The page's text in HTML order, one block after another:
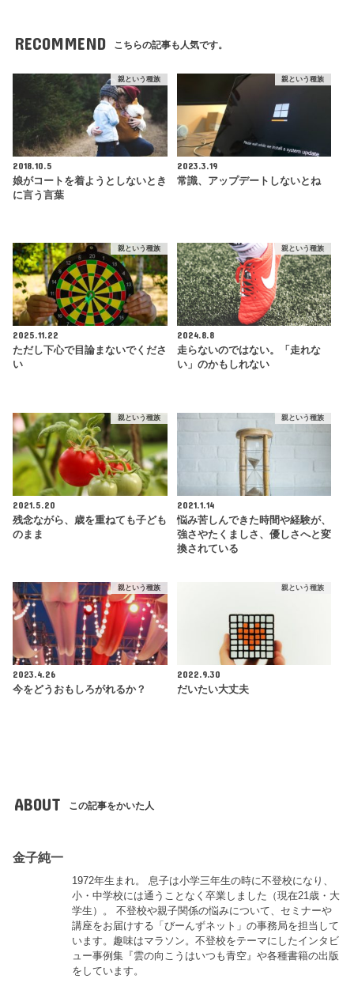
RECOMMEND こちらの記事も人気です。
親という種族
2018.10.5
娘がコートを着ようとしないとき
に言う言葉
親という種族
2023.3.19
常識、アップデートしないとね
親という種族
2025.11.22
ただし下心で目論まないでくださ
い
親という種族
2024.8.8
走らないのではない。「走れな
い」のかもしれない
親という種族
2021.5.20
残念ながら、歳を重ねても子ども
のまま
親という種族
2021.1.14
悩み苦しんできた時間や経験が、
強さやたくましさ、優しさへと変
換されている
親という種族
2023.4.26
今をどうおもしろがれるか？
親という種族
2022.9.30
だいたい大丈夫
ABOUT この記事をかいた人
金子純一
1972年生まれ。 息子は小学三年生の時に不登校になり、
小・中学校には通うことなく卒業しました（現在21歳・大
学生）。 不登校や親子関係の悩みについて、セミナーや
講座をお届けする「びーんずネット」の事務局を担当して
います。趣味はマラソン。不登校をテーマにしたインタビ
ュー事例集『雲の向こうはいつも青空』や各種書籍の出版
をしています。